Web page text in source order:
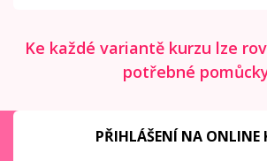
Ke každé variantě kurzu lze
potřebné
PŘIHLÁŠENÍ NA ONLINE